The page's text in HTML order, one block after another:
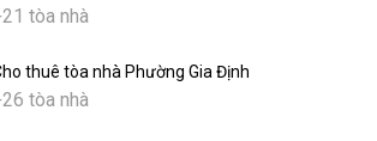
tòa nhà
thuê tòa nhà Phường Gia Định
tòa nhà